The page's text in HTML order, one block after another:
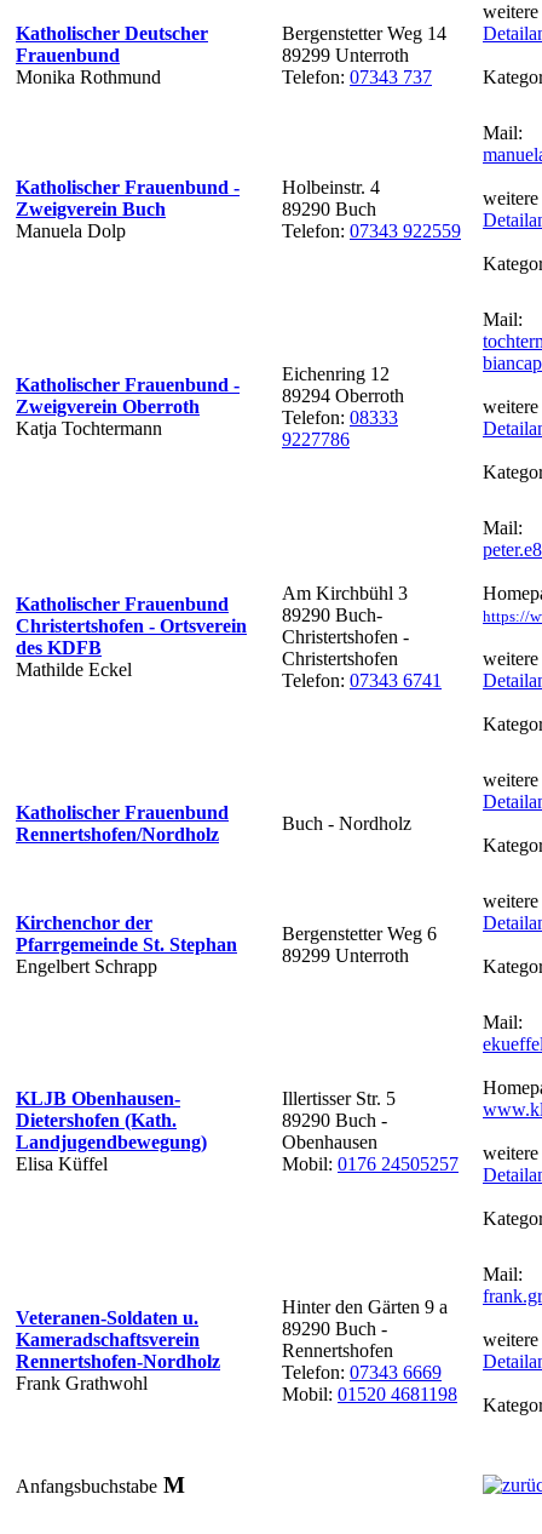
Katholischer Deutscher
Frauenbund
Monika Rothmund
Bergenstetter Weg 14
89299 Unterroth
Telefon: 07343 737
Katholischer Frauenbund -
Zweigverein Buch
Manuela Dolp
Holbeinstr. 4
89290 Buch
Telefon: 07343 922559
Mail:
Katholischer Frauenbund -
Zweigverein Oberroth
Katja Tochtermann
Eichenring 12
89294 Oberroth
Telefon: 08333
9227786
Mail:
Katholischer Frauenbund
Christertshofen - Ortsverein
des KDFB
Mathilde Eckel
Am Kirchbühl 3
89290 Buch-
Christertshofen -
Christertshofen
Telefon: 07343 6741
Mail:
https://
Katholischer Frauenbund
Rennertshofen/Nordholz
Buch - Nordholz
Kirchenchor der
Pfarrgemeinde St. Stephan
Engelbert Schrapp
Bergenstetter Weg 6
89299 Unterroth
KLJB Obenhausen-
Dietershofen (Kath.
Landjugendbewegung)
Elisa Küffel
Illertisser Str. 5
89290 Buch -
Obenhausen
Mobil: 0176 24505257
Mail:
Veteranen-Soldaten u.
Kameradschaftsverein
Rennertshofen-Nordholz
Frank Grathwohl
Hinter den Gärten 9 a
89290 Buch -
Rennertshofen
Telefon: 07343 6669
Mobil: 01520 4681198
Mail:
Anfangsbuchstabe M